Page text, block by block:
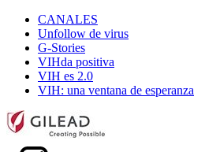
CANALES
Unfollow de virus
G-Stories
VIHda positiva
VIH es 2.0
VIH: una ventana de esperanza